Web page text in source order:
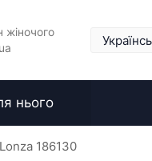
жіночого
нього
186130